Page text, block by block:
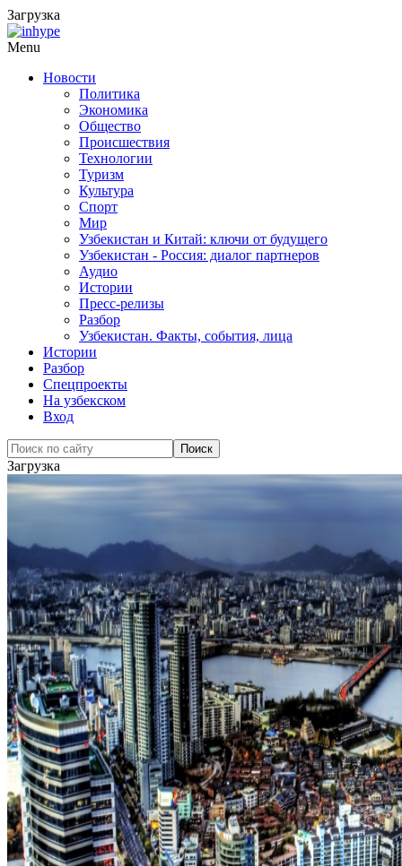
Загрузка
Menu
Новости
Политика
Экономика
Общество
Происшествия
Технологии
Туризм
Культура
Спорт
Мир
Узбекистан и Китай: ключи от будущего
Узбекистан - Россия: диалог партнеров
Аудио
Истории
Пресс-релизы
Разбор
Узбекистан. Факты, события, лица
Истории
Разбор
Спецпроекты
На узбекском
Вход
Загрузка